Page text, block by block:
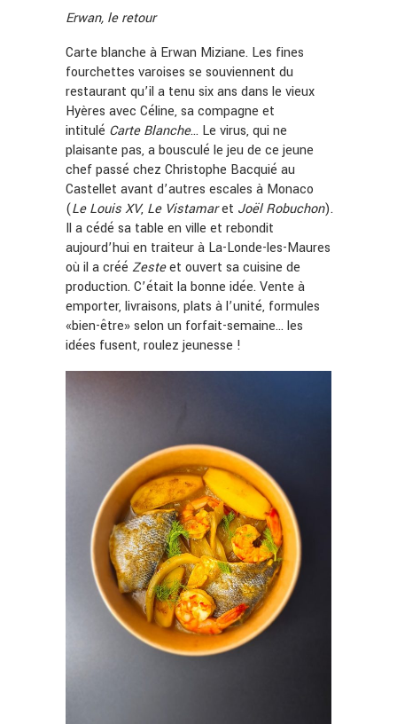
Erwan, le retour
Carte blanche à Erwan Miziane. Les fines
fourchettes varoises se souviennent du
restaurant qu’il a tenu six ans dans le vieux
Hyères avec Céline, sa compagne et
intitulé Carte Blanche… Le virus, qui ne
plaisante pas, a bousculé le jeu de ce jeune
chef passé chez Christophe Bacquié au
Castellet avant d’autres escales à Monaco
(Le LouisXV, Le Vistamaret Joël Robuchon).
Il a cédé sa table en ville et rebondit
aujourd’hui en traiteur à La-Londe-les-Maures
où il a créé Zesteet ouvert sacuisine de
production. C’était la bonne idée. Vente à
emporter, livraisons, plats à l’unité, formules
«bien-être» selon un forfait-semaine… les
idées fusent, roulez jeunesse !